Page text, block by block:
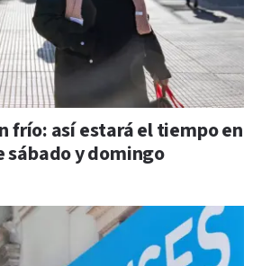
frío: así estará el tiempo en
sábado y domingo